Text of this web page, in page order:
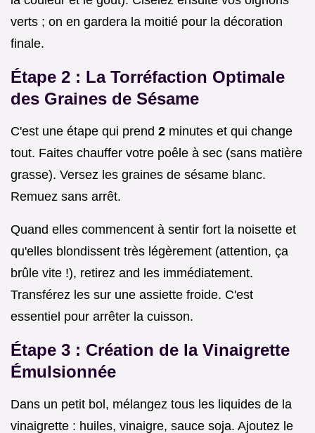
verts ; on en gardera la moitié pour la décoration
finale.
Étape 2 : La Torréfaction Optimale
des Graines de Sésame
C'est une étape qui prend 2 minutes et qui change
tout. Faites chauffer votre poêle à sec (sans matière
grasse). Versez les graines de sésame blanc.
Remuez sans arrêt.
Quand elles commencent à sentir fort la noisette et
qu'elles blondissent très légèrement (attention, ça
brûle vite !), retirez and les immédiatement.
Transférez les sur une assiette froide. C'est
essentiel pour arrêter la cuisson.
Étape 3 : Création de la Vinaigrette
Émulsionnée
Dans un petit bol, mélangez tous les liquides de la
vinaigrette : huiles, vinaigre, sauce soja. Ajoutez le